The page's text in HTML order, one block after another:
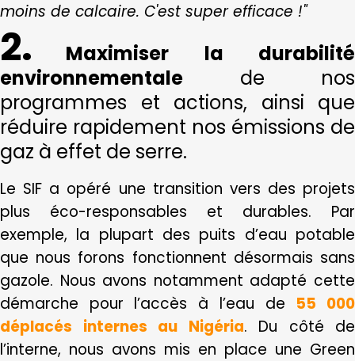
moins de calcaire. C'est super efficace !"
2.
Maximiser la durabilité
environnementale de nos
programmes et actions, ainsi que
réduire rapidement nos émissions de
gaz à effet de serre.
Le SIF a opéré une transition vers des projets
plus éco-responsables et durables. Par
exemple, la plupart des puits d’eau potable
que nous forons fonctionnent désormais sans
gazole. Nous avons notamment adapté cette
démarche pour l’accès à l’eau de 55 000
déplacés internes au Nigéria. Du côté de
l’interne, nous avons mis en place une Green